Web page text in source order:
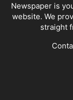
Newspaper is
website. We
straight